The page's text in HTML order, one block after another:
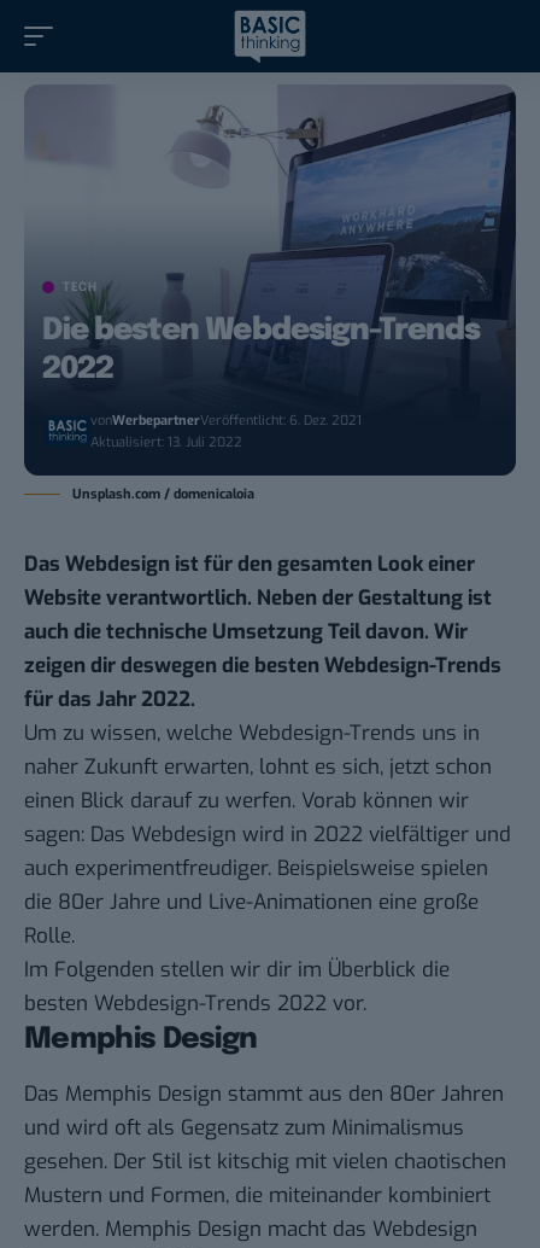
TECH
Die besten Webdesign-Trends
2022
vonWerbepartnerVeröffentlicht: 6. Dez. 2021
Aktualisiert: 13. Juli 2022
Unsplash.com / domenicaloia
Das Webdesign ist für den gesamten Look einer
Website verantwortlich. Neben der Gestaltung ist
auch die technische Umsetzung Teil davon. Wir
zeigen dir deswegen die besten Webdesign-Trends
für das Jahr 2022.
Um zu wissen, welche Webdesign-Trends uns in
naher Zukunft erwarten, lohnt es sich, jetzt schon
einen Blick darauf zu werfen. Vorab können wir
sagen: Das Webdesign wird in 2022 vielfältiger und
auch experimentfreudiger. Beispielsweise spielen
die 80er Jahre und Live-Animationen eine große
Rolle.
Im Folgenden stellen wir dir im Überblick die
besten Webdesign-Trends 2022 vor.
Memphis Design
Das Memphis Design stammt aus den 80er Jahren
und wird oft als Gegensatz zum Minimalismus
gesehen. Der Stil ist kitschig mit vielen chaotischen
Mustern und Formen, die miteinander kombiniert
werden. Memphis Design macht das Webdesign